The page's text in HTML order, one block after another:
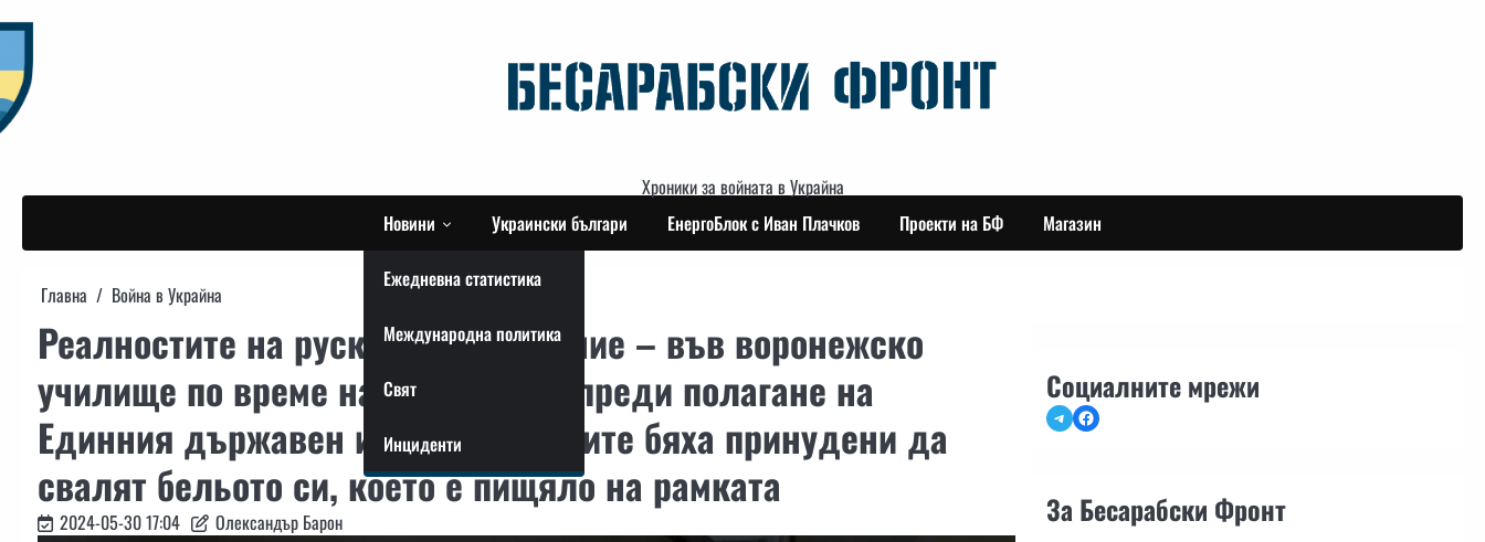
to
content
Хроники за войната в Украйна
Новини
Ежедневна статистика
Международна политика
Свят
Инциденти
Украински българи ЕнергоБлок с Иван Плачков Проекти на БФ Магазин
Главна Война в Украйна
Реалностите на руското образование – във воронежско
училище по време на проверката преди полагане на
Единния държавен изпит ученичките бяха принудени да
свалят бельото си, което е пищяло на рамката
2024-05-30 17:04 Олександър Барон
Социалните мрежи
TelegramFacebook
За Бесарабски Фронт